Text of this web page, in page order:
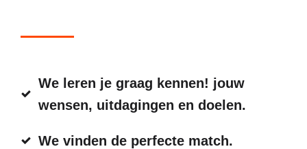
We leren je graag kennen! jouw
wensen, uitdagingen en doelen.
We vinden de perfecte match.